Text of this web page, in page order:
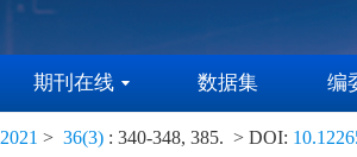
期刊在线 数据集 编
2021 > 36(3) : 340-348, 385. > DOI: